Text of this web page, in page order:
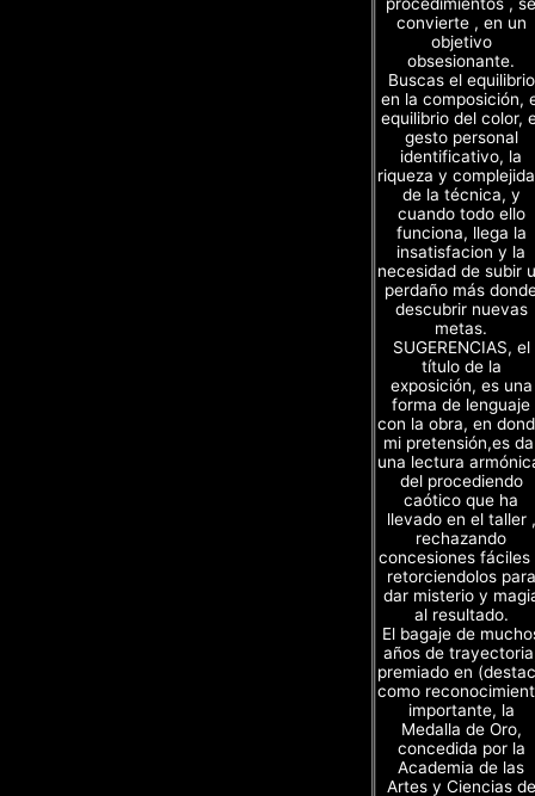
procedimientos , se
convierte , en un
objetivo
obsesionante.
Buscas el equilibrio
en la composición,
equilibrio del color,
gesto personal
identificativo, la
riqueza y
de la técnica, y
cuando todo ello
funciona, llega la
insatisfacion y la
necesidad de subir
perdaño más
descubrir nuevas
metas.
SUGERENCIAS, el
título de la
exposición, es una
forma de lenguaje
con la obra, en
mi pretensión,es
una lectura
del procediendo
caótico que ha
llevado en el taller ,
rechazando
concesiones fáciles
retorciendolos para
dar misterio y
al resultado.
El bagaje de
años de
premiado en
como
importante, la
Medalla de Oro,
concedida por la
Academia de las
Artes y Ciencias de